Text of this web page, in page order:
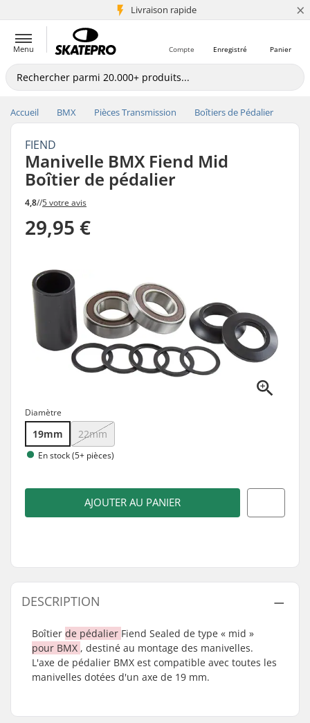
Livraison rapide
+5 mio de clients ×
Menu Panier
Enregistré
Compte
Accueil BMX Pièces Transmission Boîtiers de Pédalier
FIEND
Manivelle BMX Fiend Mid
Boîtier de pédalier
4,8//5 votre avis
29,95 €
Diamètre
19mm 22mm
En stock (5+ pièces)
AJOUTER AU PANIER
DESCRIPTION
Boîtier de pédalier Fiend Sealed de type « mid »
pour BMX , destiné au montage des manivelles.
L'axe de pédalier BMX est compatible avec toutes les
manivelles dotées d'un axe de 19 mm.